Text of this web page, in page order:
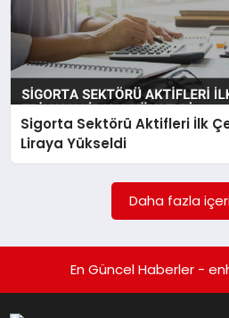
MAGAZIN
DÜNYA
EKONOMI
Sigorta Sektörü Aktifleri İlk
Liraya Yükseldi
Daha fazla
En Güncel Haberler -